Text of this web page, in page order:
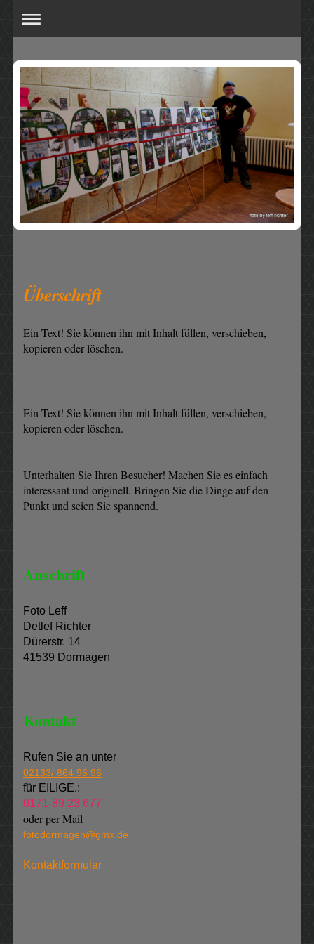
Überschrift
Ein Text! Sie können ihn mit Inhalt füllen, verschieben,
kopieren oder löschen.
Ein Text! Sie können ihn mit Inhalt füllen, verschieben,
kopieren oder löschen.
Unterhalten Sie Ihren Besucher! Machen Sie es einfach
interessant und originell. Bringen Sie die Dinge auf den
Punkt und seien Sie spannend.
Anschrift
Foto Leff
Detlef Richter
Dürerstr. 14
41539 Dormagen
Kontakt
Rufen Sie an unter
02133/ 864 96 96
für EILIGE.:
0171-89 23 677
oder per Mail
fotodormagen@gmx.de
Kontaktformular